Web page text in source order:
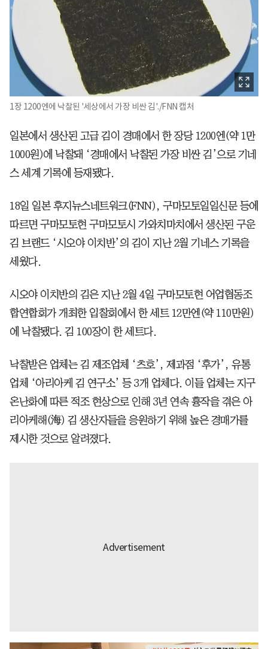
1장 1200엔에 낙찰된 '세상에서 가장 비싼 김'./FNN 캡처
일본에서 생산된 고급 김이 경매에서 한 장당 1200엔(약 1만
1000원)에 낙찰돼 ‘경매에서 낙찰된 가장 비싼 김’으로 기네
스 세계 기록에 등재됐다.
18일 일본 후지뉴스네트워크(FNN), 구마모토일일신문 등에
따르면 구마모토현 구마모토시 가와치마치에서 생산된 구운
김 브랜드 ‘시오야 이치반’의 김이 지난 2월 기네스 기록을
세웠다.
시오야 이치반의 김은 지난 2월 4일 구마모토현 어업협동조
합연합회가 개최한 입찰회에서 한 세트 12만엔(약 110만원)
에 낙찰됐다. 김 100장이 한 세트다.
낙찰받은 업체는 김 제조업체 ‘츠호’, 제과점 ‘후가’, 유통
업체 ‘아리아케 김 연구소’ 등 3개 업체다. 이들 업체는 지구
온난화에 따른 적조 현상으로 인해 3년 연속 흉작을 겪은 아
리아케해(海) 김 생산자들을 응원하기 위해 높은 경매가를
제시한 것으로 알려졌다.